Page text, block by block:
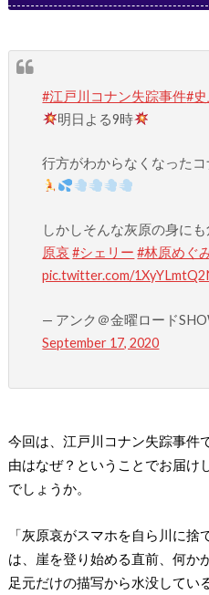
#江戸川コナン失踪事件#
明日よる9時
行方がわからなくなった
しかしそんな灰原の身に
原哀 #シェリー #林原めぐ
pic.twitter.com/
— アンク＠金曜ロード
September 17, 2020
今回は、江戸川コナン失踪事件
由はなぜ？ということでお届け
でしょうか。
「灰原哀がスマホを自ら川に
は、崖を登り始める直前、何か
足元だけの描写から水没してい